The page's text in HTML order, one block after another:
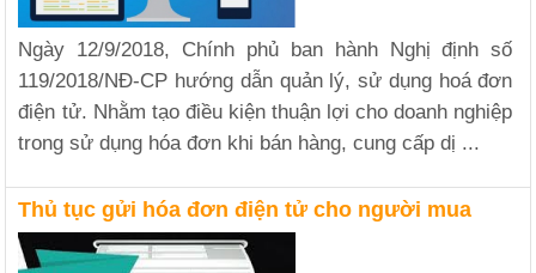
Ngày 12/9/2018, Chính phủ ban hành Nghị định số
119/2018/NĐ-CP hướng dẫn quản lý, sử dụng hoá đơn
điện tử. Nhằm tạo điều kiện thuận lợi cho doanh nghiệp
trong sử dụng hóa đơn khi bán hàng, cung cấp dị ...
Thủ tục gửi hóa đơn điện tử cho người mua